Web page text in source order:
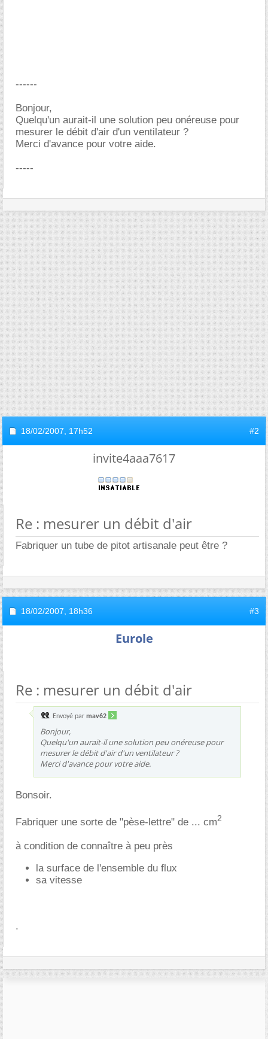
------
Bonjour,
Quelqu'un aurait-il une solution peu onéreuse pour
mesurer le débit d'air d'un ventilateur ?
Merci d'avance pour votre aide.
-----
18/02/2007, 17h52 #2
invite4aaa7617
Re : mesurer un débit d'air
Fabriquer un tube de pitot artisanale peut être ?
18/02/2007, 18h36 #3
Eurole
Re : mesurer un débit d'air
Envoyé par mav62
Bonjour,
Quelqu'un aurait-il une solution peu onéreuse pour
mesurer le débit d'air d'un ventilateur ?
Merci d'avance pour votre aide.
Bonsoir.
Fabriquer une sorte de "pèse-lettre" de ... cm2
à condition de connaître à peu près
la surface de l'ensemble du flux
sa vitesse
.